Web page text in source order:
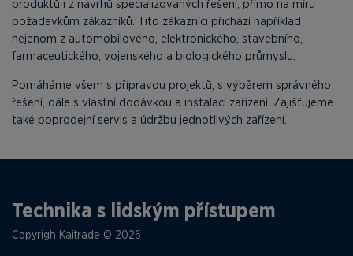
produktů i z návrhů specializovaných řešení, přímo na míru
požadavkům zákazníků. Tito zákazníci přichází například
nejenom z automobilového, elektronického, stavebního,
farmaceutického, vojenského a biologického průmyslu.
Pomáháme všem s přípravou projektů, s výběrem správného
řešení, dále s vlastní dodávkou a instalací zařízení. Zajišťujeme
také poprodejní servis a údržbu jednotlivých zařízení.
Technika s lidským přístupem
Copyrigh Kaitrade © 2026